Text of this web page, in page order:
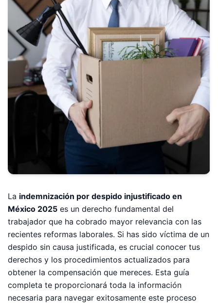
La indemnización por despido injustificado en
México 2025 es un derecho fundamental del
trabajador que ha cobrado mayor relevancia con las
recientes reformas laborales. Si has sido víctima de un
despido sin causa justificada, es crucial conocer tus
derechos y los procedimientos actualizados para
obtener la compensación que mereces. Esta guía
completa te proporcionará toda la información
necesaria para navegar exitosamente este proceso